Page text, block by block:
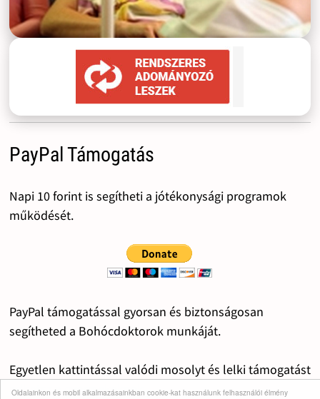
Oldalainkon és mobil alkalmazásainkban cookie-kat használunk felhasználói élmény
PayPal Támogatás
Napi 10 forint is segítheti a jótékonysági programok
működését.
PayPal támogatással gyorsan és biztonságosan
segítheted a Bohócdoktorok munkáját.
Egyetlen kattintással valódi mosolyt és lelki támogatást
adhatsz a gyermekeknek.